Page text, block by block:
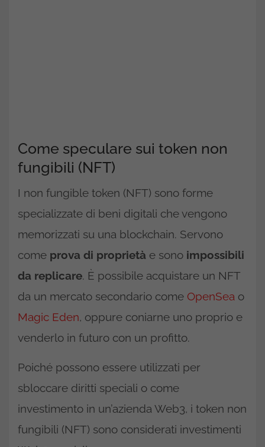
Come speculare sui token non
fungibili (NFT)
I non fungible token (NFT) sono forme
specializzate di beni digitali che vengono
memorizzati su una blockchain. Servono
come prova di proprietà e sono impossibili
da replicare. È possibile acquistare un NFT
da un mercato secondario come OpenSea o
Magic Eden, oppure coniarne uno proprio e
venderlo in futuro con un profitto.
Poiché possono essere utilizzati per
sbloccare diritti speciali o come
investimento in un’azienda Web3, i token non
fungibili (NFT) sono considerati investimenti